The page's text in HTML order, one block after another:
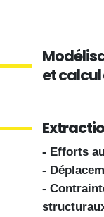
et
- Efforts
-
-